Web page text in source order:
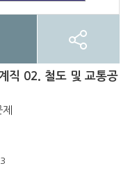
직 02. 철도 및 교통공